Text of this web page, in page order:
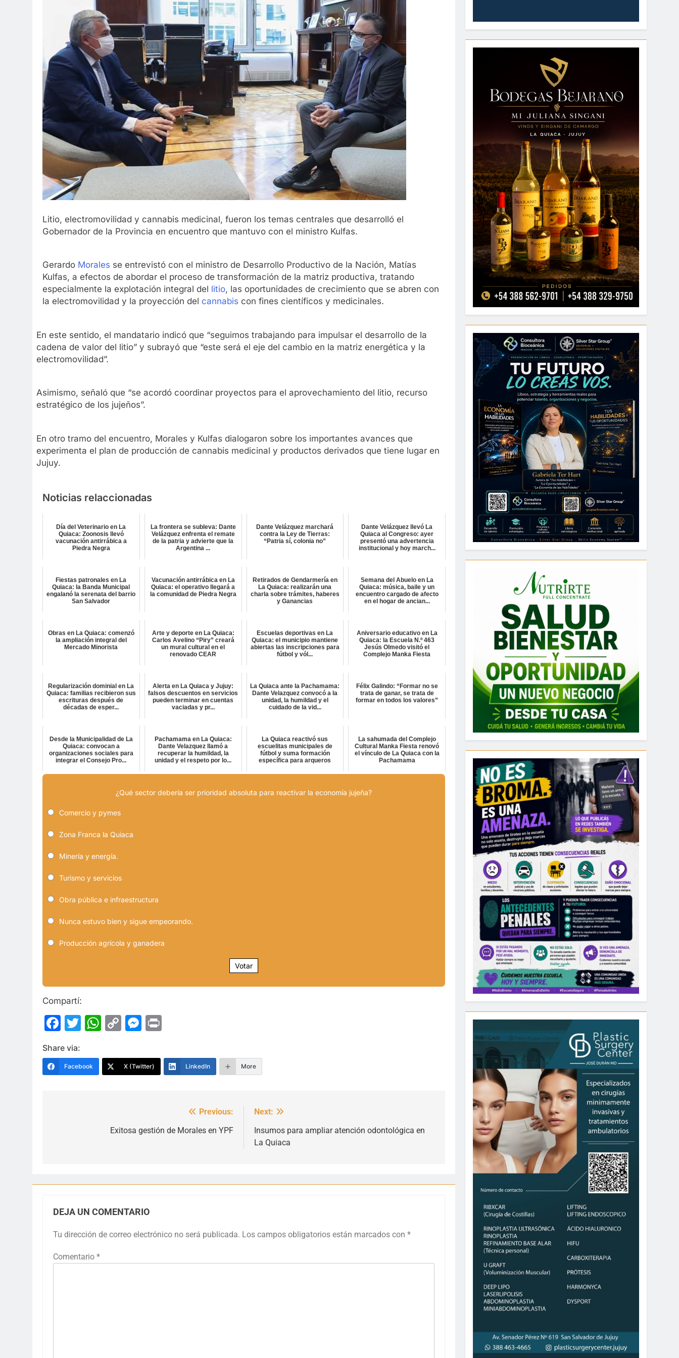
Litio, electromovilidad y cannabis medicinal, fueron los temas centrales que desarrolló el
Gobernador de la Provincia en encuentro que mantuvo con el ministro Kulfas.
Gerardo Morales se entrevistó con el ministro de Desarrollo Productivo de la Nación, Matías
Kulfas, a efectos de abordar el proceso de transformación de la matriz productiva, tratando
especialmente la explotación integral del litio, las oportunidades de crecimiento que se abren con
la electromovilidad y la proyección del cannabis con fines científicos y medicinales.
En este sentido, el mandatario indicó que “seguimos trabajando para impulsar el desarrollo de la
cadena de valor del litio” y subrayó que “este será el eje del cambio en la matriz energética y la
electromovilidad”.
Asimismo, señaló que “se acordó coordinar proyectos para el aprovechamiento del litio, recurso
estratégico de los jujeños”.
En otro tramo del encuentro, Morales y Kulfas dialogaron sobre los importantes avances que
experimenta el plan de producción de cannabis medicinal y productos derivados que tiene lugar en
Jujuy.
Noticias relaccionadas
Día del Veterinario en La
Quiaca: Zoonosis llevó
vacunación antirrábica a
Piedra Negra
La frontera se subleva: Dante
Velázquez enfrenta el remate
de la patria y advierte que la
Argentina ...
Dante Velázquez marchará
contra la Ley de Tierras:
“Patria sí, colonia no”
Dante Velázquez llevó La
Quiaca al Congreso: ayer
presentó una advertencia
institucional y hoy march...
Fiestas patronales en La
Quiaca: la Banda Municipal
engalanó la serenata del barrio
San Salvador
Vacunación antirrábica en La
Quiaca: el operativo llegará a
la comunidad de Piedra Negra
Retirados de Gendarmería en
La Quiaca: realizarán una
charla sobre trámites, haberes
y Ganancias
Semana del Abuelo en La
Quiaca: música, baile y un
encuentro cargado de afecto
en el hogar de ancian...
Obras en La Quiaca: comenzó
la ampliación integral del
Mercado Minorista
Arte y deporte en La Quiaca:
Carlos Avelino “Piry” creará
un mural cultural en el
renovado CEAR
Escuelas deportivas en La
Quiaca: el municipio mantiene
abiertas las inscripciones para
fútbol y vól...
Aniversario educativo en La
Quiaca: la Escuela N.º 463
Jesús Olmedo visitó el
Complejo Manka Fiesta
Regularización dominial en La
Quiaca: familias recibieron sus
escrituras después de
décadas de esper...
Alerta en La Quiaca y Jujuy:
falsos descuentos en servicios
pueden terminar en cuentas
vaciadas y pr...
La Quiaca ante la Pachamama:
Dante Velazquez convocó a la
unidad, la humildad y el
cuidado de la vid...
Félix Galindo: “Formar no se
trata de ganar, se trata de
formar en todos los valores”
Desde la Municipalidad de La
Quiaca: convocan a
organizaciones sociales para
integrar el Consejo Pro...
Pachamama en La Quiaca:
Dante Velazquez llamó a
recuperar la humildad, la
unidad y el respeto por lo...
La Quiaca reactivó sus
escuelitas municipales de
fútbol y suma formación
específica para arqueros
La sahumada del Complejo
Cultural Manka Fiesta renovó
el vínculo de La Quiaca con la
Pachamama
¿Qué sector debería ser prioridad absoluta para reactivar la economía jujeña?
Comercio y pymes
Zona Franca la Quiaca
Minería y energía.
Turismo y servicios
Obra pública e infraestructura
Nunca estuvo bien y sigue empeorando.
Producción agrícola y ganadera
Votar
Compartí:
Facebook
Twitter
WhatsApp
CopyMessenger
Share via:
Facebook X (Twitter) LinkedIn More
Previous:
Exitosa gestión de Morales en YPF
Next:
Insumos para ampliar atención odontológica en
La Quiaca
DEJA UN COMENTARIO
Tu dirección de correo electrónico no será publicada. Los campos obligatorios están marcados con *
Comentario *